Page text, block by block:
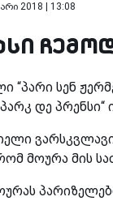
2018 | 13:08
“პარი სენ
დე
მოურა მის